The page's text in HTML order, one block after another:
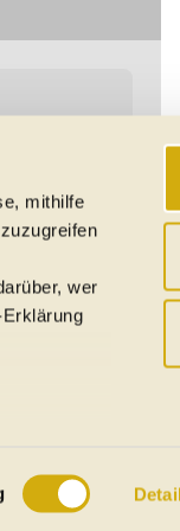
mithilfe
wer
Reichweiten